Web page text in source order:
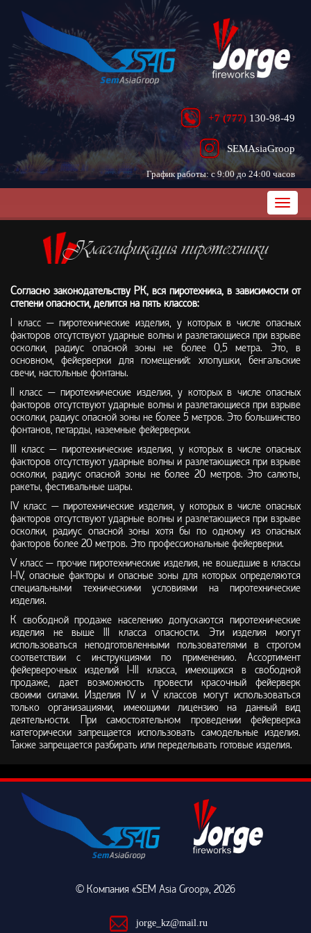
+7 (777)130-98-49
SEMAsiaGroop
График работы: с 9:00 до 24:00 часов
Классификация пиротехники
Согласно законодательству РК, вся пиротехника, в зависимости от
степени опасности, делится на пять классов:
I класс — пиротехнические изделия, у которых в числе опасных
факторов отсутствуют ударные волны и разлетающиеся при взрыве
осколки, радиус опасной зоны не более 0,5 метра. Это, в
основном, фейерверки для помещений: хлопушки, бенгальские
свечи, настольные фонтаны.
II класс — пиротехнические изделия, у которых в числе опасных
факторов отсутствуют ударные волны и разлетающиеся при взрыве
осколки, радиус опасной зоны не более 5 метров. Это большинство
фонтанов, петарды, наземные фейерверки.
III класс — пиротехнические изделия, у которых в числе опасных
факторов отсутствуют ударные волны и разлетающиеся при взрыве
осколки, радиус опасной зоны не более 20 метров. Это салюты,
ракеты, фестивальные шары.
IV класс — пиротехнические изделия, у которых в числе опасных
факторов отсутствуют ударные волны и разлетающиеся при взрыве
осколки, радиус опасной зоны хотя бы по одному из опасных
факторов более 20 метров. Это профессиональные фейерверки.
V класс — прочие пиротехнические изделия, не вошедшие в классы
I-IV, опасные факторы и опасные зоны для которых определяются
специальными техническими условиями на пиротехнические
изделия.
К свободной продаже населению допускаются пиротехнические
изделия не выше III класса опасности. Эти изделия могут
использоваться неподготовленными пользователями в строгом
соответствии с инструкциями по применению. Ассортимент
фейерверочных изделий I-III класса, имеющихся в свободной
продаже, дает возможность провести красочный фейерверк
своими силами. Изделия IV и V классов могут использоваться
только организациями, имеющими лицензию на данный вид
деятельности. При самостоятельном проведении фейерверка
категорически запрещается использовать самодельные изделия.
Также запрещается разбирать или переделывать готовые изделия.
© Компания «SEM Asia Groop», 2026
jorge_kz@mail.ru